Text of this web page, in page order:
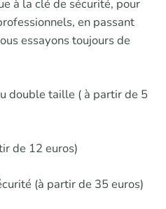
à la clé de sécurité, pour
en passant
essayons toujours de
double taille ( à partir de 5
de 12 euros)
(à partir de 35 euros)